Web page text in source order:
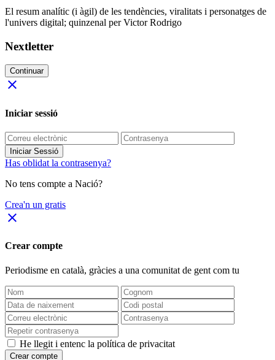
El resum analític (i àgil) de les tendències, viralitats i personatges de
l'univers digital; quinzenal per Victor Rodrigo
Nextletter
Continuar
close
Iniciar sessió
Iniciar Sessió
Has oblidat la contrasenya?
No tens compte a Nació?
Crea'n un gratis
close
Crear compte
Periodisme en català, gràcies a una comunitat de gent com tu
He llegit i entenc la política de privacitat
Crear compte